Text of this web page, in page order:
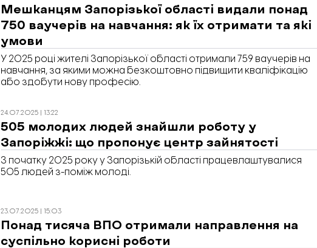
Мешканцям Запорізької області видали понад
750 ваучерів на навчання: як їх отримати та які
умови
У 2025 році жителі Запорізької області отримали 759 ваучерів на
навчання, за якими можна безкоштовно підвищити кваліфікацію
або здобути нову професію.
24.07.2025 | 13:22
505 молодих людей знайшли роботу у
Запоріжжі: що пропонує центр зайнятості
З початку 2025 року у Запорізькій області працевлаштувалися
505 людей з-поміж молоді.
23.07.2025 | 15:03
Понад тисяча ВПО отримали направлення на
суспільно корисні роботи